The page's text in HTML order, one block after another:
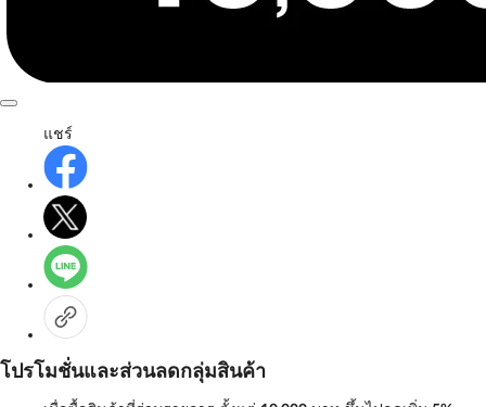
แชร์
โปรโมชั่นและส่วนลดกลุ่มสินค้า